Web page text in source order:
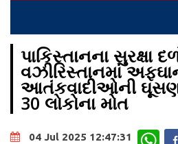
પાકિસ્તાનના સુરક્ષા
વઝીરિસ્તાનમાં
આતંકવાદીઓની
30 લોકોના મોત
04 Jul 2025 12:47:31